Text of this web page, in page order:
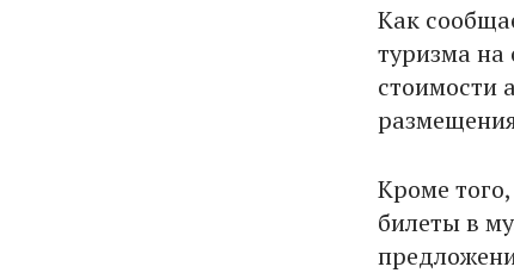
Как
туризма на
стоимости
Кроме
билеты в